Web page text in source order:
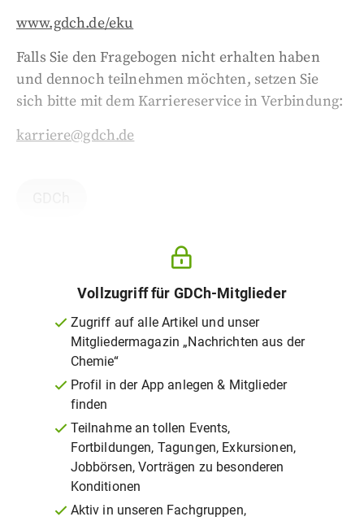
www.gdch.de/eku
Falls Sie den Fragebogen nicht erhalten haben
und dennoch teilnehmen möchten, setzen Sie
sich bitte mit dem Karriereservice in Verbindung:
karriere@gdch.de
Vollzugriff für GDCh-Mitglieder
Zugriff auf alle Artikel und unser
Mitgliedermagazin „Nachrichten aus der
Chemie“
Profil in der App anlegen & Mitglieder
finden
Teilnahme an tollen Events,
Fortbildungen, Tagungen, Exkursionen,
Jobbörsen, Vorträgen zu besonderen
Konditionen
Aktiv in unseren Fachgruppen,